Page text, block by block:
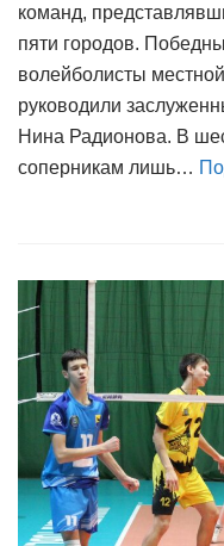
команд,
пяти городов.
волейболисты
руководили
Нина Радионова. В
соперникам лишь…